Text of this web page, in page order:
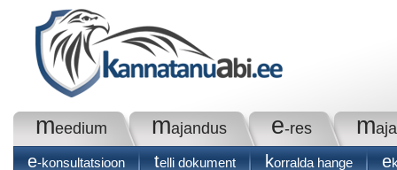
meedium majandus e-res m
e-konsultatsioon telli dokument korralda hange e